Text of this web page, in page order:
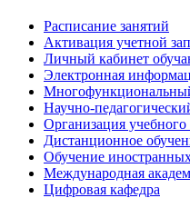
Расписание занятий
Активация учетной
Личный кабинет
Электронная
Научно-
Организация учебного
Дистанционное
Обучение
Международная
Цифровая кафедра